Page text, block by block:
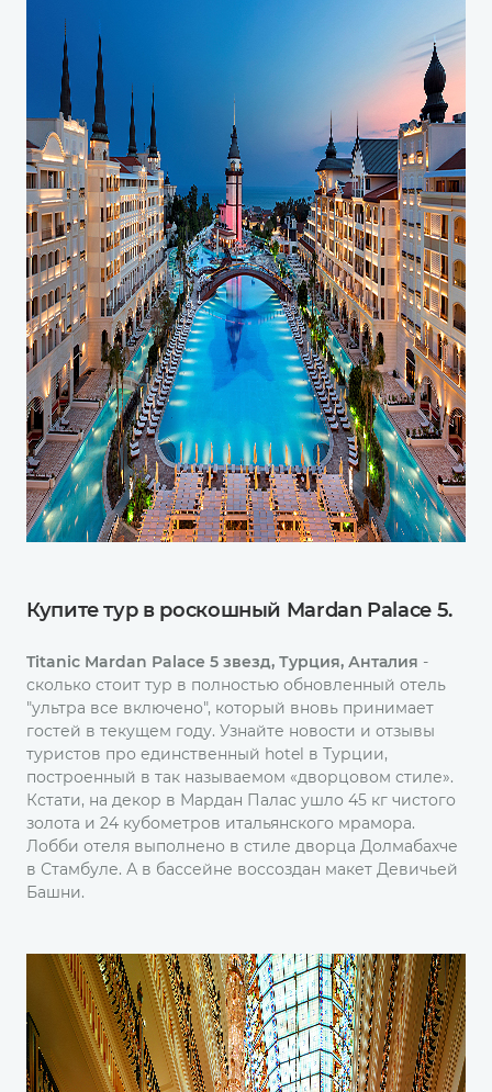
Купите тур в роскошный Mardan Palace 5.
Titanic Mardan Palace 5 звезд, Турция, Анталия -
сколько стоит тур в полностью обновленный отель
"ультра все включено", который вновь принимает
гостей в текущем году. Узнайте новости и отзывы
туристов про единственный hotel в Турции,
построенный в так называемом «дворцовом стиле».
Кстати, на декор в Мардан Палас ушло 45 кг чистого
золота и 24 кубометров итальянского мрамора.
Лобби отеля выполнено в стиле дворца Долмабахче
в Стамбуле. А в бассейне воссоздан макет Девичьей
Башни.